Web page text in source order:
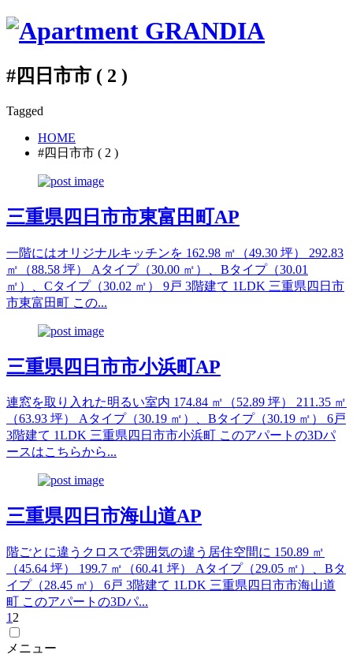
#四日市市 ( 2 )
Tagged
HOME
#四日市市 ( 2 )
三重県四日市市東富田町AP
一階にはオリジナルキッチンを 162.98 ㎡（49.30 坪） 292.83
㎡（88.58 坪） Aタイプ（30.00 ㎡）、Bタイプ（30.01
㎡）、Cタイプ（30.02 ㎡） 9戸 3階建て 1LDK 三重県四日市
市東富田町 この...
三重県四日市市小浜町AP
連窓を取り入れた明るい室内 174.84 ㎡（52.89 坪） 211.35 ㎡
（63.93 坪） Aタイプ（30.19 ㎡）、Bタイプ（30.19 ㎡） 6戸
3階建て 1LDK 三重県四日市市小浜町 このアパートの3Dパ
ースはこちらから...
三重県四日市海山道AP
階ごとに違うクロスで雰囲気の違う居住空間に 150.89 ㎡
（45.64 坪） 199.7 ㎡（60.41 坪） Aタイプ（29.05 ㎡）、Bタ
イプ（28.45 ㎡） 6戸 3階建て 1LDK 三重県四日市市海山道
町 このアパートの3Dパ...
1 2
メニュー